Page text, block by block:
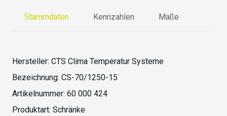
Stammdaten Kennzahlen Maße
Hersteller: CTS Clima Temperatur Systeme
Bezeichnung: CS-70/1250-15
Artikelnummer: 60 000 424
Produktart: Schränke